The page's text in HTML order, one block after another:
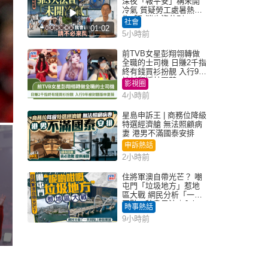
01:02
冷氣 質疑勞工處暑熱警
告「取消也沒分別」
社會
5小時前
前TVB女星彭翔翎轉做
全職的士司機 日賺2千指
終有錢買衫扮靚 入行9年
被封翻版林夏薇
影視圈
4小時前
星島申訴王 | 商務位降級
特選經濟艙 無法照顧病
妻 港男不滿國泰安排
申訴熱話
2小時前
住將軍澳自帶光芒？ 嘲
屯門「垃圾地方」惹地
區大戰 網民分析「一共
同點」秒息風波｜Juicy
叮
時事熱話
9小時前